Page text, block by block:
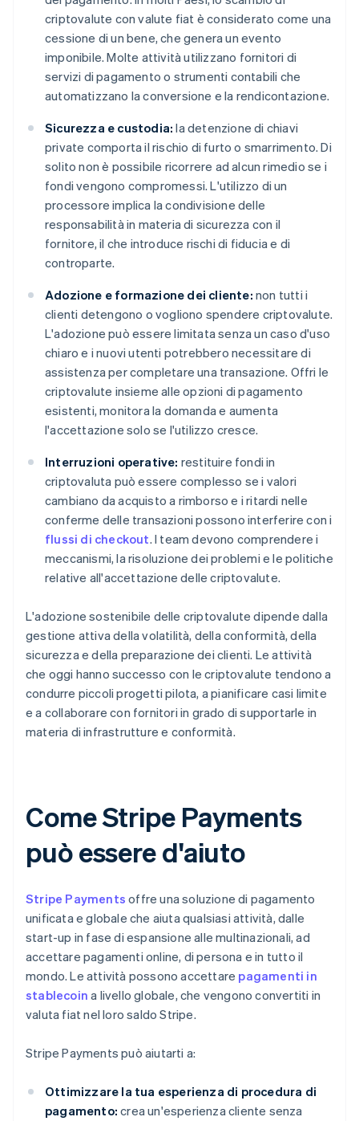
criptovalute con valute fiat è considerato come una
cessione di un bene, che genera un evento
imponibile. Molte attività utilizzano fornitori di
servizi di pagamento o strumenti contabili che
automatizzano la conversione e la rendicontazione.
Sicurezza e custodia: la detenzione di chiavi
private comporta il rischio di furto o smarrimento. Di
solito non è possibile ricorrere ad alcun rimedio se i
fondi vengono compromessi. L'utilizzo di un
processore implica la condivisione delle
responsabilità in materia di sicurezza con il
fornitore, il che introduce rischi di fiducia e di
controparte.
Adozione e formazione dei cliente: non tutti i
clienti detengono o vogliono spendere criptovalute.
L'adozione può essere limitata senza un caso d'uso
chiaro e i nuovi utenti potrebbero necessitare di
assistenza per completare una transazione. Offri le
criptovalute insieme alle opzioni di pagamento
esistenti, monitora la domanda e aumenta
l'accettazione solo se l'utilizzo cresce.
Interruzioni operative: restituire fondi in
criptovaluta può essere complesso se i valori
cambiano da acquisto a rimborso e i ritardi nelle
conferme delle transazioni possono interferire con i
flussi di checkout. I team devono comprendere i
meccanismi, la risoluzione dei problemi e le politiche
relative all'accettazione delle criptovalute.
L'adozione sostenibile delle criptovalute dipende dalla
gestione attiva della volatilità, della conformità, della
sicurezza e della preparazione dei clienti. Le attività
che oggi hanno successo con le criptovalute tendono a
condurre piccoli progetti pilota, a pianificare casi limite
e a collaborare con fornitori in grado di supportarle in
materia di infrastrutture e conformità.
Come Stripe Payments
può essere d'aiuto
Stripe Payments offre una soluzione di pagamento
unificata e globale che aiuta qualsiasi attività, dalle
start-up in fase di espansione alle multinazionali, ad
accettare pagamenti online, di persona e in tutto il
mondo. Le attività possono accettare pagamenti in
stablecoin a livello globale, che vengono convertiti in
valuta fiat nel loro saldo Stripe.
Stripe Payments può aiutarti a:
Ottimizzare la tua esperienza di procedura di
pagamento: crea un'esperienza cliente senza